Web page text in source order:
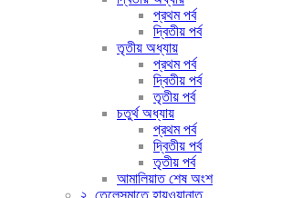
প্রথম পর্ব
দ্বিতীয় পর্ব
তৃতীয় অধ্যায়
প্রথম পর্ব
দ্বিতীয় পর্ব
তৃতীয় পর্ব
চতুর্থ অধ্যায়
প্রথম পর্ব
দ্বিতীয় পর্ব
তৃতীয় পর্ব
আমালিয়াত শেষ অংশ
২. তেলেসমাতে হায়ওয়ানাত